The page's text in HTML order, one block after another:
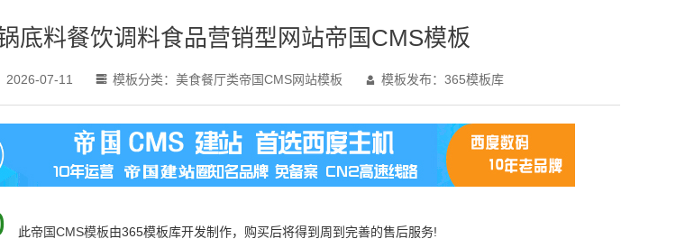
底料餐饮调料食品营销型网站帝国CMS模板
2026-07-11  模板分类： 美食餐厅类帝国CMS网站模板  模板发布：365模板库
此帝国CMS模板由365模板库开发制作，购买后将得到周到完善的售后服务!